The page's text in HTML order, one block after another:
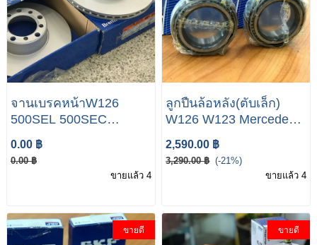
จานเบรคหน้าW126
500SEL 500SEC
W126
0.00 ฿
0.00 ฿
ขายแล้ว 4
ลูกปืนล้อหลัง(ตับเล็ก)
W126 W123 Mercedes-
2,590.00 ฿
3,290.00 ฿ (-21%)
ขายแล้ว 4
ขายดี ขายดี